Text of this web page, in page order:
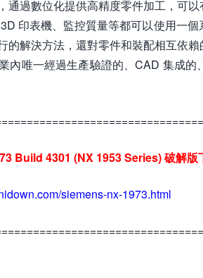
通過數位化提供高精度零件加工，可
印表機、監控質量等都可以使用一
的解決方法，還對零件和裝配相互依
內唯一經過生產驗證的、CAD 集成
Build 4301 (NX 1953 Series) 破解版
siemens-nx-1973.html